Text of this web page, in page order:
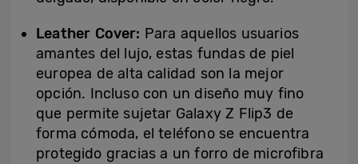
Leather Cover: Para aquellos usuarios
amantes del lujo, estas fundas de piel
europea de alta calidad son la mejor
opción. Incluso con un diseño muy fino
que permite sujetar Galaxy Z Flip3 de
forma cómoda, el teléfono se encuentra
protegido gracias a un forro de microfibra